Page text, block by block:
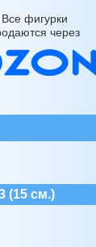
Все фигурки
через
(15 см.)